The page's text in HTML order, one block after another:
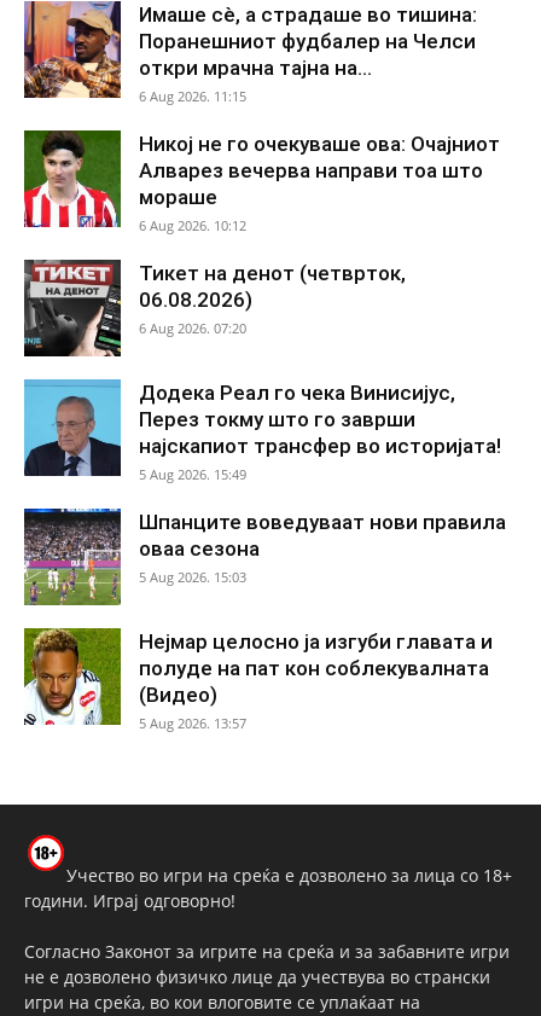
Имаше сè, а страдаше во тишина:
Поранешниот фудбалер на Челси
откри мрачна тајна на...
6 Aug 2026. 11:15
Никој не го очекуваше ова: Очајниот
Алварез вечерва направи тоа што
мораше
6 Aug 2026. 10:12
Тикет на денот (четврток,
06.08.2026)
6 Aug 2026. 07:20
Додека Реал го чека Винисијус,
Перез токму што го заврши
најскапиот трансфер во историјата!
5 Aug 2026. 15:49
Шпанците воведуваат нови правила
оваа сезона
5 Aug 2026. 15:03
Нејмар целосно ја изгуби главата и
полуде на пат кон соблекувалната
(Видео)
5 Aug 2026. 13:57
Учество во игри на среќа е дозволено за лица со 18+
години. Играј одговорно!
Согласно Законот за игрите на среќа и за забавните игри
не е дозволено физичко лице да учествува во странски
игри на среќа, во кои влоговите се уплаќаат на